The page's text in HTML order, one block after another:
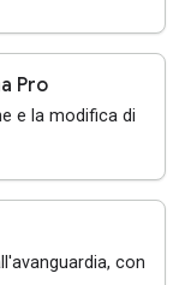
Pro
e la modifica di
con